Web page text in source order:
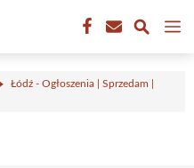
Łódź - Ogłoszenia | Sprzedam |